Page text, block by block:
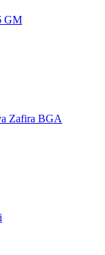
GM
Zafira BGA